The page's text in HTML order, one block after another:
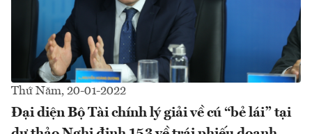
Thứ Năm, 20-01-2022
Đại diện Bộ Tài chính lý giải về cú “bẻ lái” tại